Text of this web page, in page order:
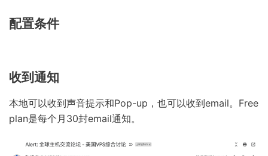
配置条件
收到通知
本地可以收到声音提示和Pop-up，也可以收到email。Free
plan是每个月30封email通知。